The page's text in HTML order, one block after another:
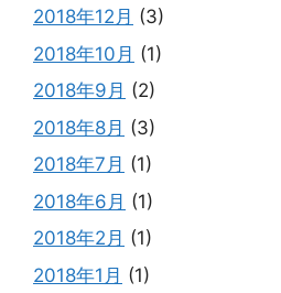
2018年12月 (3)
2018年10月 (1)
2018年9月 (2)
2018年8月 (3)
2018年7月 (1)
2018年6月 (1)
2018年2月 (1)
2018年1月 (1)